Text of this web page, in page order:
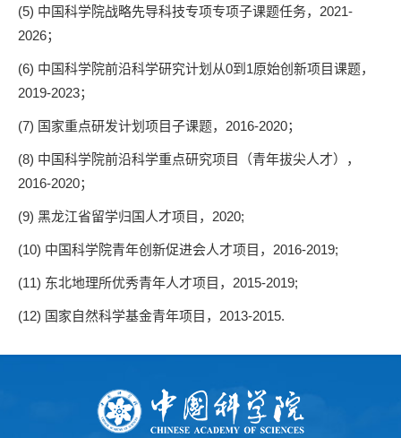
(5) 中国科学院战略先导科技专项专项子课题任务，2021-
2026；
(6) 中国科学院前沿科学研究计划从0到1原始创新项目课题，
2019-2023；
(7) 国家重点研发计划项目子课题，2016-2020；
(8) 中国科学院前沿科学重点研究项目（青年拔尖人才），
2016-2020；
(9) 黑龙江省留学归国人才项目，2020;
(10) 中国科学院青年创新促进会人才项目，2016-2019;
(11) 东北地理所优秀青年人才项目，2015-2019;
(12) 国家自然科学基金青年项目，2013-2015.